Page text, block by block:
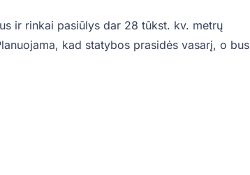
ir rinkai pasiūlys dar 28 tūkst. kv. metrų
kad statybos prasidės vasarį, o bus